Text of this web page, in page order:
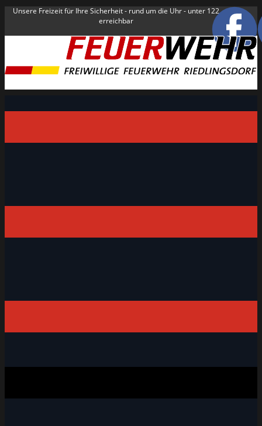
Unsere Freizeit für Ihre Sicherheit - rund um die Uhr - unter 122
erreichbar